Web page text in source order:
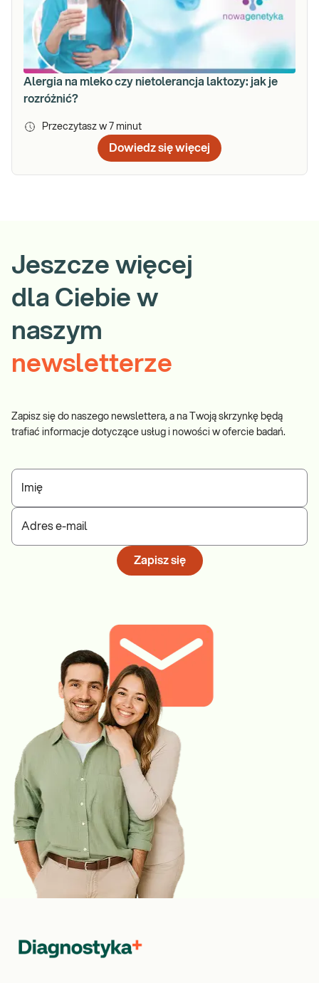
Alergia na mleko czy nietolerancja laktozy: jak je
rozróżnić?
Przeczytasz w 7 minut
Dowiedz się więcej
Jeszcze więcej
dla Ciebie w
naszym
newsletterze
Zapisz się do naszego newslettera, a na Twoją skrzynkę będą
trafiać informacje dotyczące usług i nowości w ofercie badań.
Imię
Adres e-mail
Zapisz się